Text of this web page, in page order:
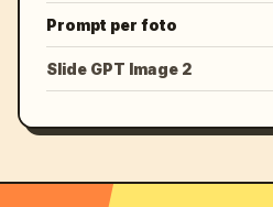
Prompt per foto
Slide GPT Image 2